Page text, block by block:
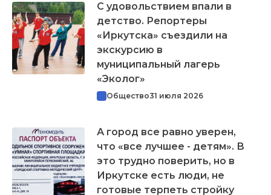
С удовольствием впали в
детство. Репортеры
«Иркутска» съездили на
экскурсию в
муниципальный лагерь
«Эколог»
Общество31 июля 2026
А город все равно уверен,
что «все лучшее - детям». В
это трудно поверить, но в
Иркутске есть люди, не
готовые терпеть стройку